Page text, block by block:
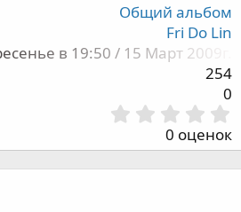
Общий альбом
Fri Do Lin
в 19:50 / 15 Март 2009г.
254
0
,
0
0
0 оценок